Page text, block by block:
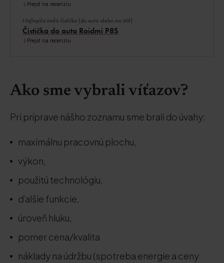
Prejsť na recenziu
Najlepšia malá čistička (do auta alebo na stôl)
Čistička do auta Roidmi P8S
Prejsť na recenziu
Ako sme vybrali víťazov?
Pri príprave nášho zoznamu sme brali do úvahy:
maximálnu pracovnú plochu,
výkon,
použitú technológiu,
ďalšie funkcie,
úroveň hluku,
pomer cena/kvalita
náklady na údržbu (spotreba energie a ceny